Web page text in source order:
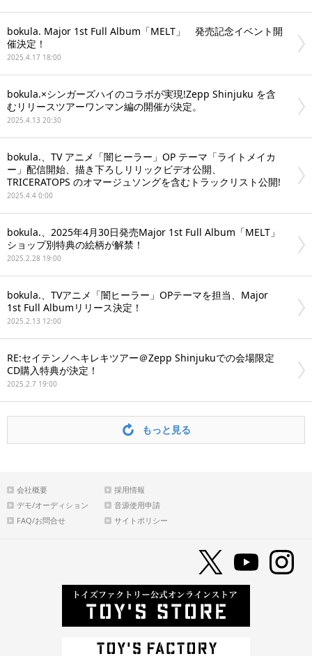
bokula. Major 1st Full Album「MELT」 発売記念イベント開
催決定！
2025.4.17 18:00
bokula.×シンガーズハイのコラボが実現!Zepp Shinjuku を含
むリリースツアーワンマン編の開催が決定。
2025.4.13 20:30
bokula.、TV アニメ「闇ヒーラー」OP テーマ「ライトメイカ
ー」配信開始、描き下ろしリリックビデオ公開、
TRICERATOPS のオマージュソングを含むトラックリスト公開!
2025.4.4 0:00
bokula.、2025年4月30日発売Major 1st Full Album「MELT」
ショップ別特典の絵柄が解禁！
2025.2.28 19:00
bokula.、TVアニメ「闇ヒーラー」OPテーマを担当、Major
1st Full Albumリリース決定！
2025.2.13 12:00
RE:セイテンノヘキレキツアー＠Zepp Shinjukuでの会場限定
CD購入特典が決定！
2025.2.7 19:00
もっと見る
会社概要
採用情報
デモ/オーディション
音源使用申請
FAQ/お問合せ
サイトポリシー